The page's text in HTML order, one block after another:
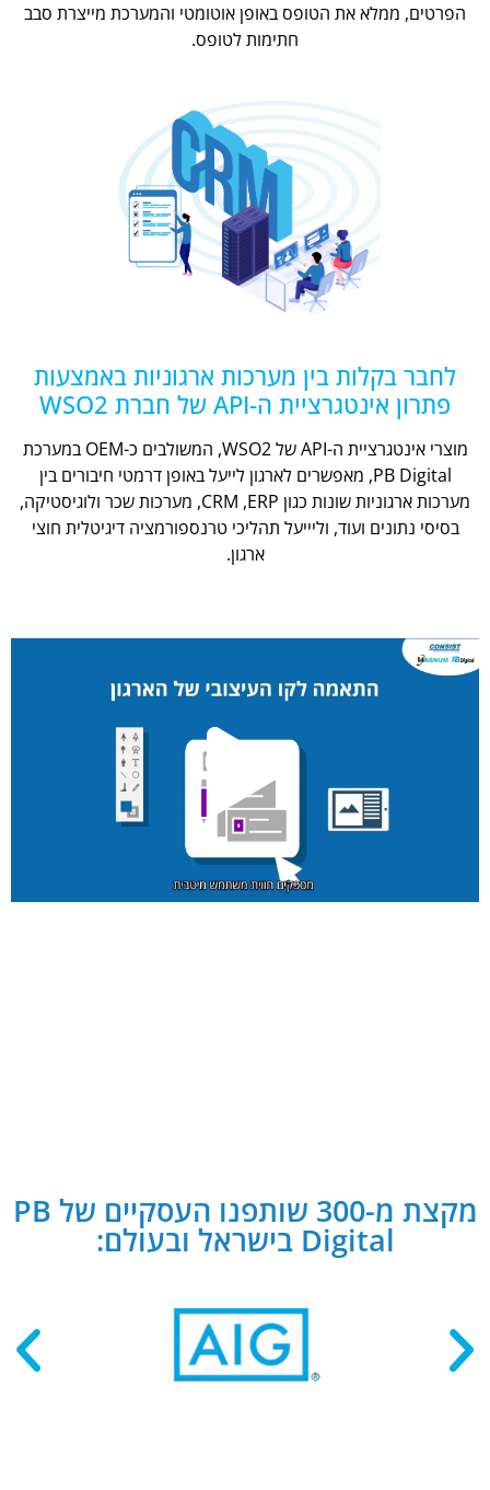
הפרטים, ממלא את הטופס באופן אוטומטי והמערכת מייצרת סבב
חתימות לטופס.
לחבר בקלות בין מערכות ארגוניות באמצעות
פתרון אינטגרציית ה-API של חברת WSO2
מוצרי אינטגרציית ה-API של WSO2, המשולבים כ-OEM במערכת
PB Digital, מאפשרים לארגון לייעל באופן דרמטי חיבורים בין
מערכות ארגוניות שונות כגון CRM ,ERP, מערכות שכר ולוגיסטיקה,
בסיסי נתונים ועוד, וליייעל תהליכי טרנספורמציה דיגיטלית חוצי
ארגון.
מקצת מ-300 שותפנו העסקיים של PB
Digital בישראל ובעולם: